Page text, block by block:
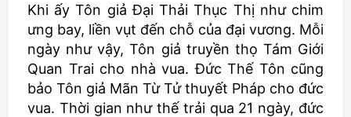
Khi ấy Tôn giả Đại Thải Thục Thị như chim
ưng bay, liền vụt đến chỗ của đại vương. Mỗi
ngày như vậy, Tôn giả truyền thọ Tám Giới
Quan Trai cho nhà vua. Đức Thế Tôn cũng
bảo Tôn giả Mãn Từ Tử thuyết Pháp cho đức
vua. Thời gian như thế trải qua 21 ngày, đức